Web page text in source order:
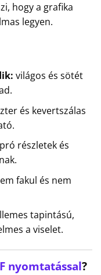
hogy a grafika
legyen.
világos és sötét
és kevertszálas
részletek és
fakul és nem
tapintású,
a viselet.
nyomtatással?